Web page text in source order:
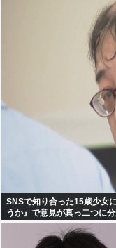
SNSで知り合った15歳少女
うか』で意見が真っ二つに